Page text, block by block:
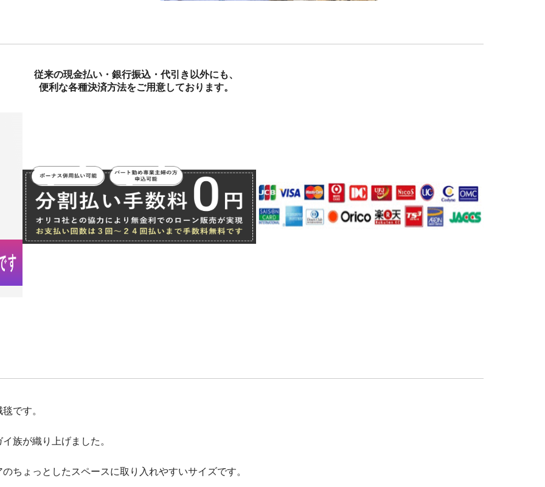
従来の現金払い・銀行振込・代引き以外にも、
便利な各種決済方法をご用意しております。
です。
族が織り上げました。
ちょっとしたスペースに取り入れやすいサイズです。